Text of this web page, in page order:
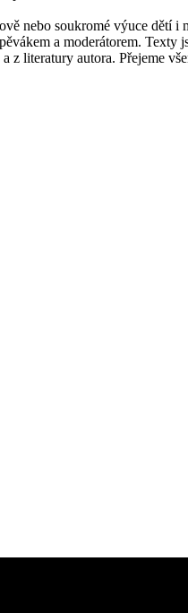
nebo soukromé výuce dětí i
a moderátorem. Texty
literatury autora. Přejeme